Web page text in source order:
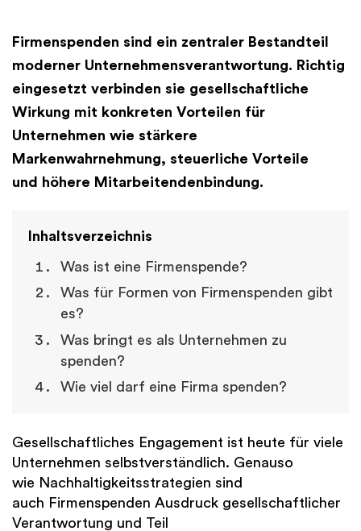
Firmenspenden sind ein zentraler Bestandteil
moderner Unternehmensverantwortung. Richtig
eingesetzt verbinden sie gesellschaftliche
Wirkung mit konkreten Vorteilen für
Unternehmen wie stärkere
Markenwahrnehmung, steuerliche Vorteile
und höhere Mitarbeitendenbindung.
Inhaltsverzeichnis
Was ist eine Firmenspende?
Was für Formen von Firmenspenden gibt
es?
Was bringt es als Unternehmen zu
spenden?
Wie viel darf eine Firma spenden?
Gesellschaftliches Engagement ist heute für viele
Unternehmen selbstverständlich. Genauso
wie Nachhaltigkeitsstrategien sind
auch Firmenspenden Ausdruck gesellschaftlicher
Verantwortung und Teil